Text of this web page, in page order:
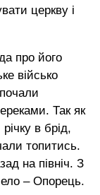
церкву і
про його
військо
Так як
в брід,
топитись.
на північ. З
– Опорець.